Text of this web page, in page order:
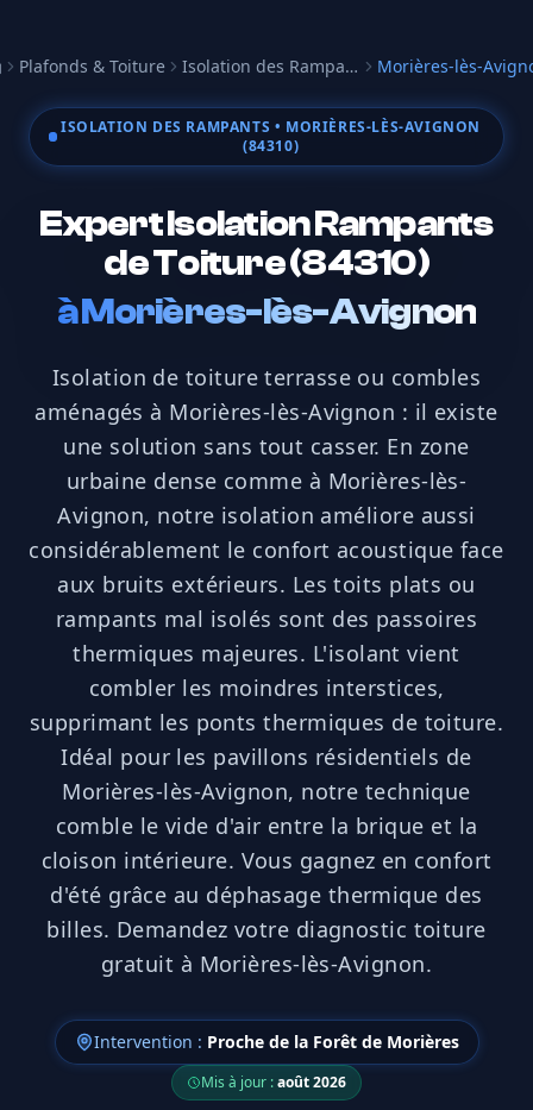
Plafonds & Toiture Isolation des Rampants Morières-lès-
ISOLATION DES RAMPANTS • MORIÈRES-LÈS-AVIGNON
(84310)
Expert Isolation Rampants
de Toiture (84310)
àMorières-lès-Avignon
Isolation de toiture terrasse ou combles
aménagés à Morières-lès-Avignon : il existe
une solution sans tout casser. En zone
urbaine dense comme à Morières-lès-
Avignon, notre isolation améliore aussi
considérablement le confort acoustique face
aux bruits extérieurs. Les toits plats ou
rampants mal isolés sont des passoires
thermiques majeures. L'isolant vient
combler les moindres interstices,
supprimant les ponts thermiques de toiture.
Idéal pour les pavillons résidentiels de
Morières-lès-Avignon, notre technique
comble le vide d'air entre la brique et la
cloison intérieure. Vous gagnez en confort
d'été grâce au déphasage thermique des
billes. Demandez votre diagnostic toiture
gratuit à Morières-lès-Avignon.
Intervention : Proche de la Forêt de Morières
Mis à jour :août 2026